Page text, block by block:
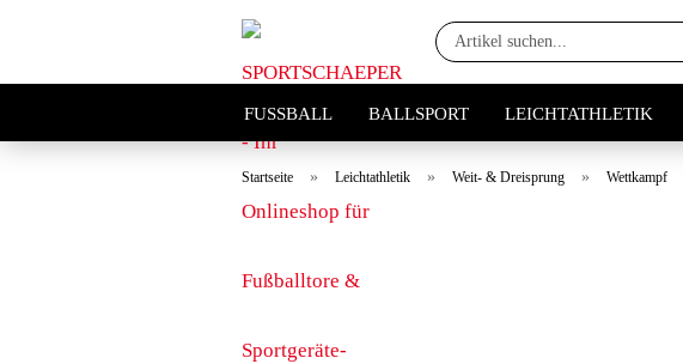
FUSSBALL BALLSPORT LEICHTATHLETIK
Startseite » Leichtathletik » Weit- & Dreisprung » Wettkampf